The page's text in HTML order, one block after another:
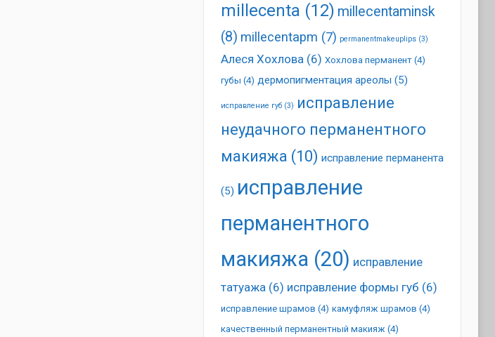
millecenta (12) millecentaminsk
(8) millecentapm (7) permanentmakeuplips(3)
Алеся Хохлова(6) Хохлова перманент(4)
губы (4) дермопигментация ареолы (5)
исправление губ(3) исправление
неудачного перманентного
макияжа (10) исправление перманента
(5) исправление
перманентного
макияжа (20) исправление
татуажа(6) исправление формы губ (6)
исправление шрамов (4) камуфляж шрамов (4)
качественный перманентный макияж (4)